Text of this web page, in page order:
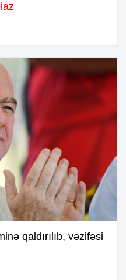
qaldırılıb, vəzifəsi